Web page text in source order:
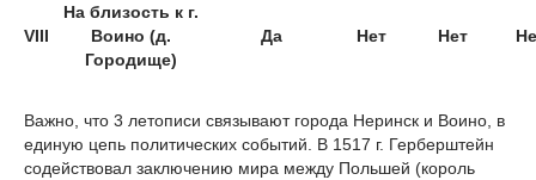
VIII
На близость к г.
Воино (д.
Городище)
Да Нет Нет
Важно, что 3 летописи связывают города Неринск и Воино, в
единую цепь политических событий. В 1517 г. Герберштейн
содействовал заключению мира между Польшей (король